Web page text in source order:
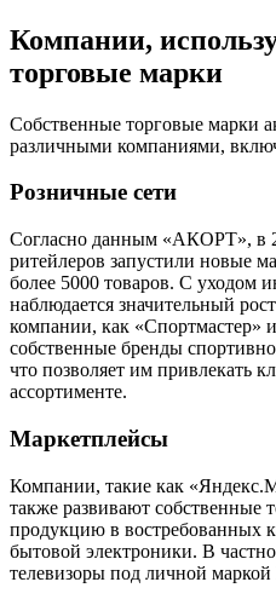
Компании,
торговые марки
Собственные торговые марки
различными компаниями,
Розничные сети
Согласно данным «АКОРТ», в
ритейлеров запустили новые
более 5000 товаров. С уходом
наблюдается значительный
компании, как «Спортмастер»
собственные бренды
что позволяет им привлекать
ассортименте.
Маркетплейсы
Компании, такие как
также развивают собственные
продукцию в востребованных
бытовой электроники. В
телевизоры под личной